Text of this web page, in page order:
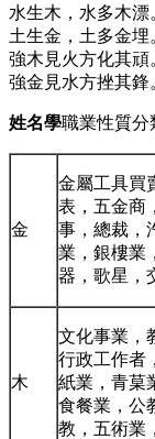
水生木，水多木漂
土生金，土多金埋
強木見火方化其頑
強金見水方挫其鋒
姓名學職業性質分
金
金屬工具買
表，五金商
事，總裁，
業，銀樓業
器，歌星，
木
文化事業，
行政工作者
紙業，青菒
食餐業，公
教，五術業